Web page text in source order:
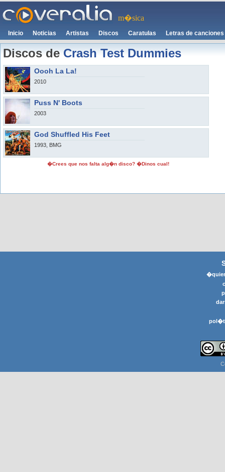
m�sica
Inicio Noticias Artistas Discos Caratulas Letras de canciones
Discos deCrash Test Dummies
Oooh La La!
2010
Puss N' Boots
2003
God Shuffled His Feet
1993, BMG
�Crees que nos falta alg�n disco? �Dinos cual!